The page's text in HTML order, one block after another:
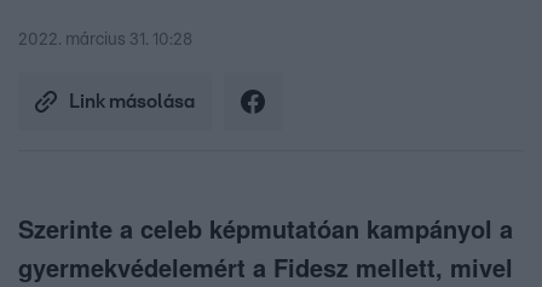
2022. március 31. 10:28
Link másolása
Szerinte a celeb képmutatóan kampányol a
gyermekvédelemért a Fidesz mellett, mivel